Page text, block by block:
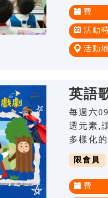
費
活動
活動
英語
每週六
選元素,
多樣化
限會員
費